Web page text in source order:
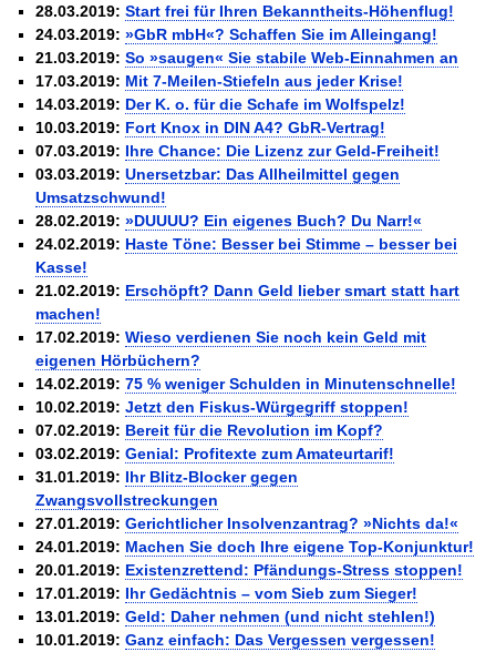
28.03.2019:Start frei für Ihren Bekanntheits-Höhenflug!
24.03.2019:»GbR mbH«? Schaffen Sie im Alleingang!
21.03.2019:So »saugen« Sie stabile Web-Einnahmen an
17.03.2019: Mit 7-Meilen-Stiefeln aus jeder Krise!
14.03.2019: Der K. o. für die Schafe im Wolfspelz!
10.03.2019: Fort Knox in DIN A4? GbR-Vertrag!
07.03.2019: Ihre Chance: Die Lizenz zur Geld-Freiheit!
03.03.2019:Unersetzbar: Das Allheilmittel gegen
Umsatzschwund!
28.02.2019:»DUUUU? Ein eigenes Buch? Du Narr!«
24.02.2019: Haste Töne: Besser bei Stimme – besser bei
Kasse!
21.02.2019: Erschöpft? Dann Geld lieber smart statt hart
machen!
17.02.2019:Wieso verdienen Sie noch kein Geld mit
eigenen Hörbüchern?
14.02.2019:75 % weniger Schulden in Minutenschnelle!
10.02.2019:Jetzt den Fiskus-Würgegriff stoppen!
07.02.2019: Bereit für die Revolution im Kopf?
03.02.2019:Genial: Profitexte zum Amateurtarif!
31.01.2019: Ihr Blitz-Blocker gegen
Zwangsvollstreckungen
27.01.2019:Gerichtlicher Insolvenzantrag? »Nichts da!«
24.01.2019: Machen Sie doch Ihre eigene Top-Konjunktur!
20.01.2019: Existenzrettend: Pfändungs-Stress stoppen!
17.01.2019: Ihr Gedächtnis – vom Sieb zum Sieger!
13.01.2019:Geld: Daher nehmen (und nicht stehlen!)
10.01.2019:Ganz einfach: Das Vergessen vergessen!